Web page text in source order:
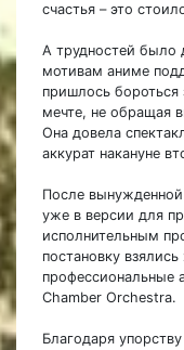
счастья – это
А трудностей было
мотивам аниме
пришлось
мечте, не обращая
Она довела
аккурат накануне
После
уже в версии для
исполнительным
постановку
профессиональные
Chamber Orchestra.
Благодаря